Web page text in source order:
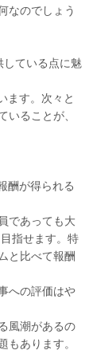
なのでしょう
している点に魅
ます。次々と
いることが、
酬が得られる
であっても大
指せます。特
と比べて報酬
への評価はや
風潮があるの
もあります。